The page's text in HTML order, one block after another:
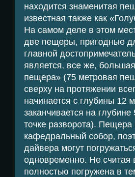
находится знаменитая
известная также как
На самом деле в этом
две пещеры, пригодные
главной
является, все же,
пещера» (75 метровая
сверху на протяжении
начинается с глубины 12
заканчивается на глубине
точке разворота). Пещера
кафедральный собор,
дайвера могут
одновременно. Не считая
полностью погружена в